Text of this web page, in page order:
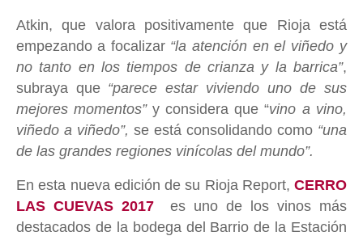
Atkin, que valora positivamente que Rioja está
empezando a focalizar “la atención en el viñedo y
no tanto en los tiempos de crianza y la barrica”,
subraya que “parece estar viviendo uno de sus
mejores momentos”y considera que “vino a vino,
viñedo a viñedo”, se está consolidando como “una
de las grandes regiones vinícolas del mundo”.
En esta nueva edición de su Rioja Report, CERRO
LAS CUEVAS 2017 es uno de los vinos más
destacados de la bodega del Barrio de la Estación